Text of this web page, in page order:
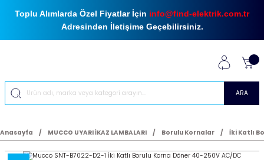
Toplu Alımlarda Özel Fiyatlar İçin info@find-elektrik.com.tr
Adresinden İletişime Geçebilirsiniz.
ARA
Anasayfa MUCCO UYARI İKAZ LAMBALARI Borulu Kornalar İki Katlı